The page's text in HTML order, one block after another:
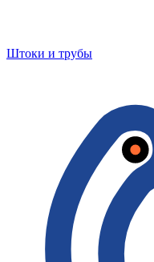
Штоки и трубы